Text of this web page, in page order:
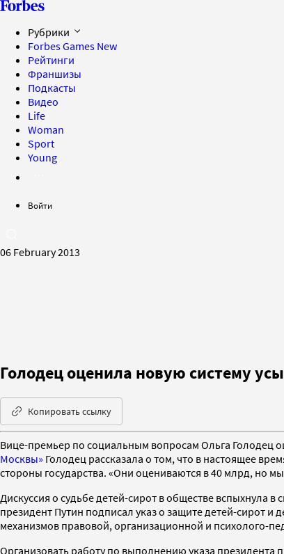
Рубрики
Forbes Games New
Рейтинги
Франшизы
Подкасты
Видео
Life
Woman
Sport
Young
Войти
06 February 2013
Голодец оценила новую систему
Копировать ссылку
Вице-премьер по социальным вопросам Ольга Голодец
Москвы» Голодец рассказала о том, что в настоящее
стороны государства. «Они оцениваются в 40 млрд, но
Дискуссия о судьбе детей-сирот в обществе вспыхнула
президент Путин подписал указ о защите детей-сирот и
механизмов правовой, организационной и психолого-
Организовать работу по выполнению указа